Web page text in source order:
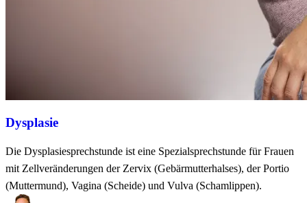
Dysplasie
Die Dysplasiesprechstunde ist eine Spezialsprechstunde für Frauen
mit Zellveränderungen der Zervix (Gebärmutterhalses), der Portio
(Muttermund), Vagina (Scheide) und Vulva (Schamlippen).